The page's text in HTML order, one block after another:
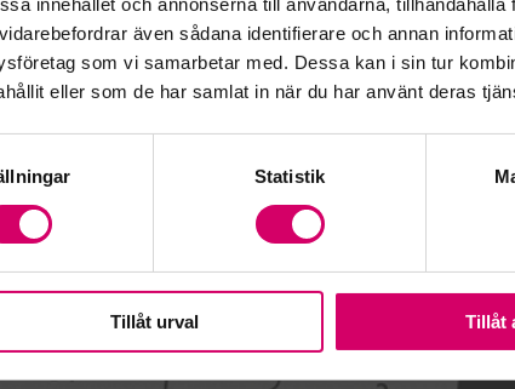
även sådana identifierare och annan
som vi samarbetar med. Dessa kan i sin tur
eller som de har samlat in när du har använt deras
Statistik
Tillåt urval Tillåt